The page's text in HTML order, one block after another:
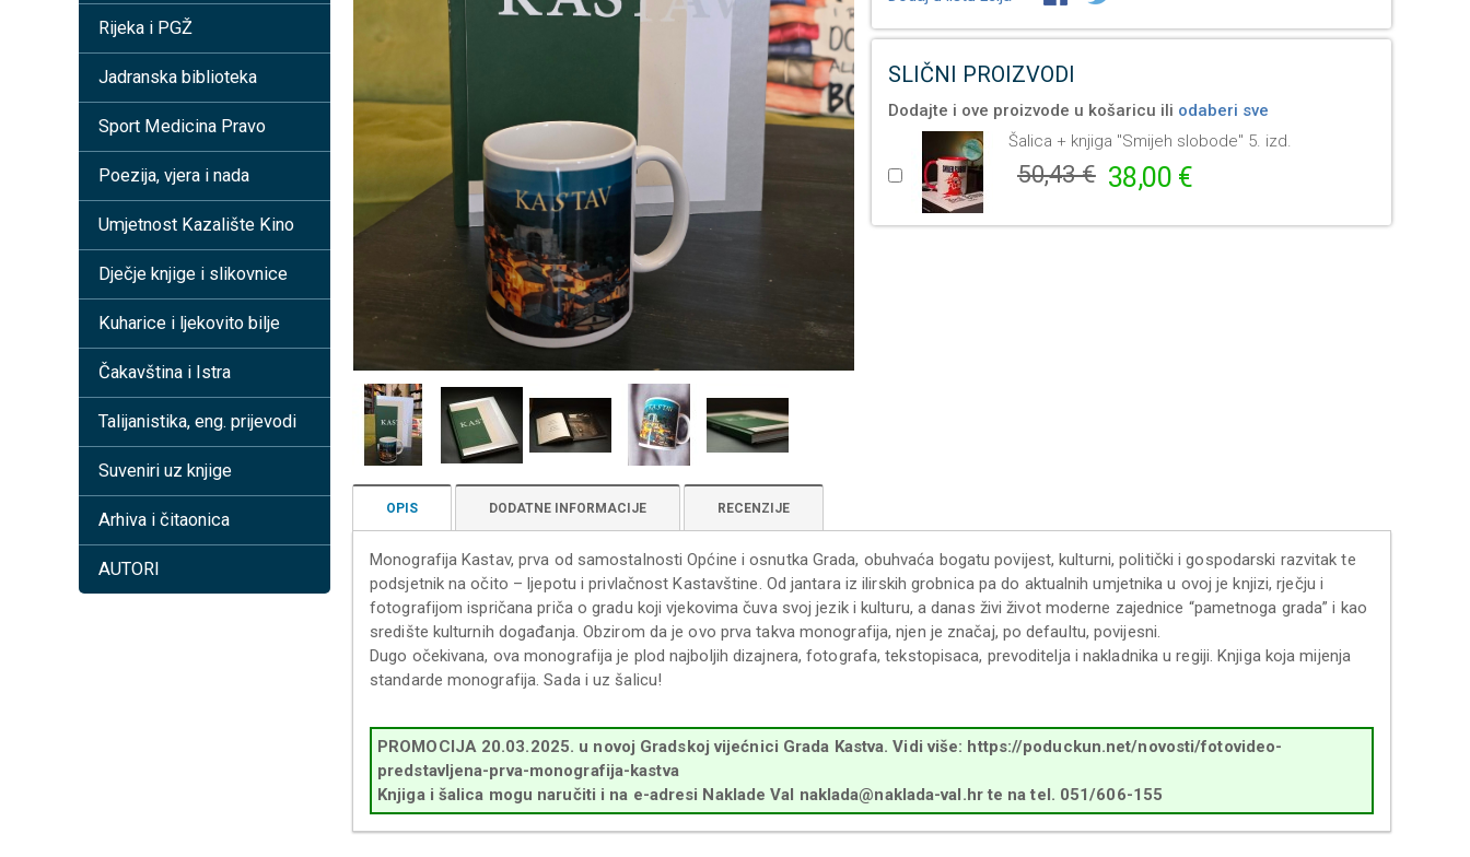
SLIČNI PROIZVODI
Dodajte i ove proizvode u košaricu ili odaberi sve
Šalica + knjiga "Smijeh slobode" 5. izd.
50,43 € 38,00 €
OPIS DODATNE INFORMACIJE RECENZIJE
Monografija Kastav, prva od samostalnosti Općine i osnutka Grada, obuhvaća bogatu povijest, kulturni, politički i gospodarski razvitak te
podsjetnik na očito – ljepotu i privlačnost Kastavštine. Od jantara iz ilirskih grobnica pa do aktualnih umjetnika u ovoj je knjizi, rječju i
fotografijom ispričana priča o gradu koji vjekovima čuva svoj jezik i kulturu, a danas živi život moderne zajednice “pametnoga grada” i kao
središte kulturnih događanja. Obzirom da je ovo prva takva monografija, njen je značaj, po defaultu, povijesni.
Dugo očekivana, ova monografija je plod najboljih dizajnera, fotografa, tekstopisaca, prevoditelja i nakladnika u regiji. Knjiga koja mijenja
standarde monografija. Sada i uz šalicu!
PROMOCIJA 20.03.2025. u novoj Gradskoj vijećnici Grada Kastva. Vidi više: https://poduckun.net/novosti/fotovideo-
predstavljena-prva-monografija-kastva
Knjiga i šalica mogu naručiti i na e-adresi Naklade Val naklada@naklada-val.hr te na tel. 051/606-155
Rijeka i PGŽ
Jadranska biblioteka
Sport Medicina Pravo
Poezija, vjera i nada
Umjetnost Kazalište Kino
Dječje knjige i slikovnice
Kuharice i ljekovito bilje
Čakavština i Istra
Talijanistika, eng. prijevodi
Suveniri uz knjige
Arhiva i čitaonica
AUTORI